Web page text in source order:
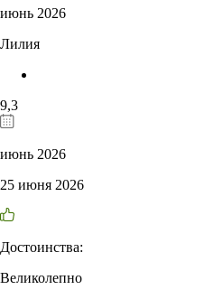
июнь 2026
Лилия
9,3
июнь 2026
25 июня 2026
Достоинства:
Великолепно